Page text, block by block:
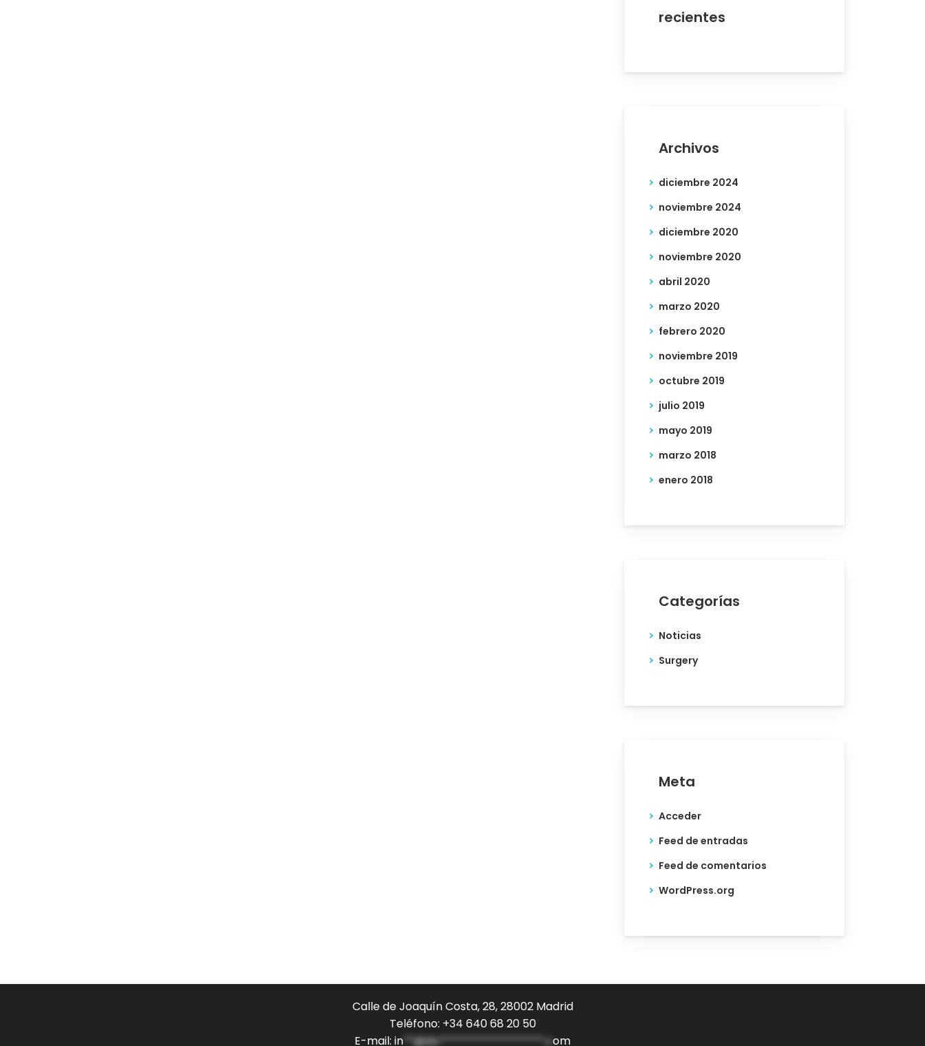
recientes
Archivos
diciembre 2024
noviembre 2024
diciembre 2020
noviembre 2020
abril 2020
marzo 2020
febrero 2020
noviembre 2019
octubre 2019
julio 2019
mayo 2019
marzo 2018
enero 2018
Categorías
Noticias
Surgery
Meta
Acceder
Feed de entradas
Feed de comentarios
WordPress.org
Calle de Joaquín Costa, 28, 28002 Madrid
Teléfono: +34 640 68 20 50
E-mail: in**@do*******************.com